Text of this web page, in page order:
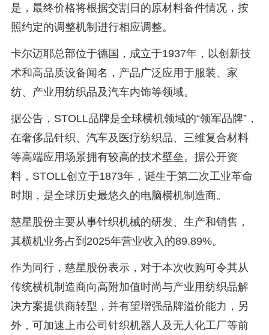
是，最终价格将根据交割日的原材料备件情况，按
照约定的调整机制进行相应调整。
卡尔迈耶总部位于德国，成立于1937年，以创新技
术和高品质设备闻名，产品广泛应用于服装、家
纺、产业用纺织品及汽车内饰等领域。
据公告，STOLL品牌是全球横机领域的“领军品牌”，
在奢侈品针织、汽车及医疗纺织品、三维复合材料
等高端应用场景拥有较高的技术壁垒。据公开资
料，STOLL创立于1873年，诞生于第二次工业革命
时期，是全球历史最悠久的电脑横机制造商。
慈星股份主要从事针织机械的研发、生产和销售，
其横机业务占到2025年营业收入的89.89%。
作为同行，慈星股份表示，对于本次收购可令其从
传统横机制造商向高附加值时尚与产业用纺织品解
决方案提供商转型，并有望增强品牌溢价能力，另
外，可加速上市公司针织机器人及无人化工厂等前